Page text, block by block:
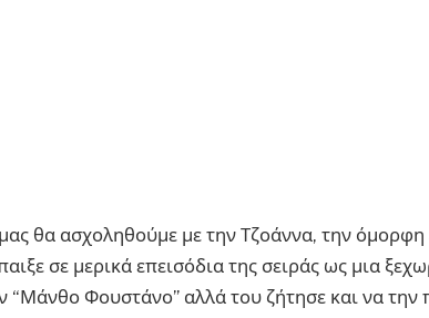
θα ασχοληθούμε με την Τζοάννα, την
σε μερικά επεισόδια της σειράς ως μια
“Μάνθο Φουστάνο” αλλά του ζήτησε και να την